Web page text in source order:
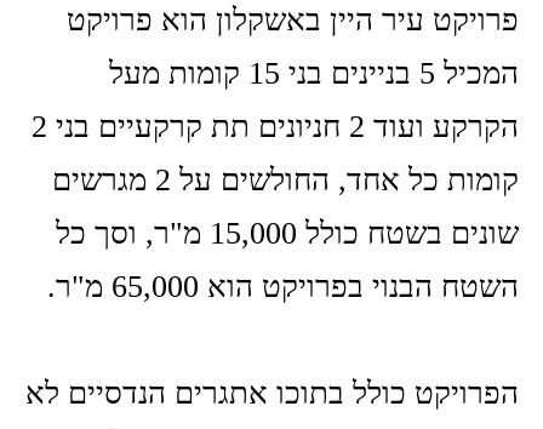
פרויקט עיר היין באשקלון הוא פרויקט
המכיל 5 בניינים בני 15 קומות מעל
הקרקע ועוד 2 חניונים תת קרקעיים בני 2
קומות כל אחד, החולשים על 2 מגרשים
שונים בשטח כולל 15,000 מ"ר, וסך כל
השטח הבנוי בפרויקט הוא 65,000 מ"ר.
הפרויקט כולל בתוכו אתגרים הנדסיים לא